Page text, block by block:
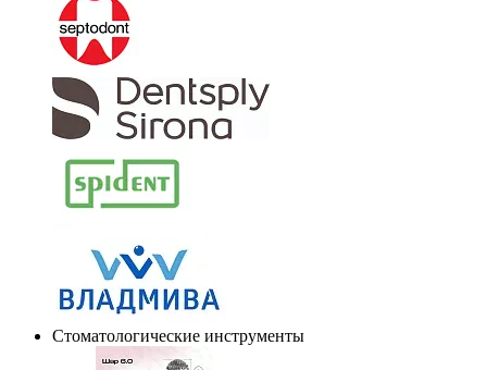
Стоматологические инструменты